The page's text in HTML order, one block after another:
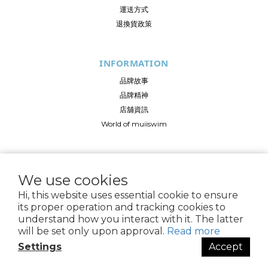
We use cookies
Hi, this website uses essential cookie to ensure
its proper operation and tracking cookies to
understand how you interact with it. The latter
will be set only upon approval. Read more
Settings
Accept
BUY NOW
運送方式
退換貨政策
INFORMATION
品牌故事
品牌精神
店舖資訊
World of muiiswim
© 2024 muiiseaside LTD.,海邊生活設計有限公司 All Rights Reserved